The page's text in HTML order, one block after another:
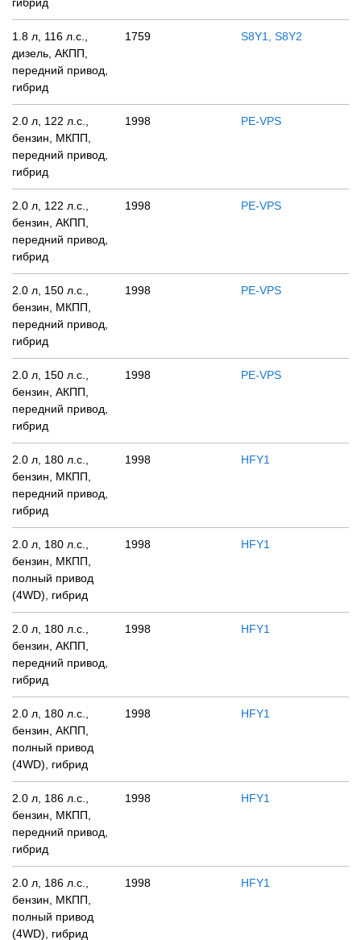
1.8 л, 116 л.с.,
дизель, АКПП,
передний привод,
гибрид
1759 S8Y1, S8Y2
2.0 л, 122 л.с.,
бензин, МКПП,
передний привод,
гибрид
1998 PE-VPS
2.0 л, 122 л.с.,
бензин, АКПП,
передний привод,
гибрид
1998 PE-VPS
2.0 л, 150 л.с.,
бензин, МКПП,
передний привод,
гибрид
1998 PE-VPS
2.0 л, 150 л.с.,
бензин, АКПП,
передний привод,
гибрид
1998 PE-VPS
2.0 л, 180 л.с.,
бензин, МКПП,
передний привод,
гибрид
1998 HFY1
2.0 л, 180 л.с.,
бензин, МКПП,
полный привод
(4WD), гибрид
1998 HFY1
2.0 л, 180 л.с.,
бензин, АКПП,
передний привод,
гибрид
1998 HFY1
2.0 л, 180 л.с.,
бензин, АКПП,
полный привод
(4WD), гибрид
1998 HFY1
2.0 л, 186 л.с.,
бензин, МКПП,
передний привод,
гибрид
1998 HFY1
2.0 л, 186 л.с.,
бензин, МКПП,
полный привод
(4WD), гибрид
1998 HFY1